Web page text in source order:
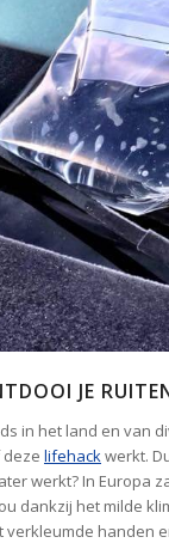
JE
in het land en van
lifehackwerkt.
werkt? In Europa
dankzij het milde
verkleumde handen